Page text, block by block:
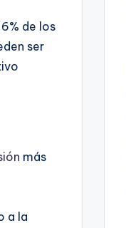
de los
ser
más
a la